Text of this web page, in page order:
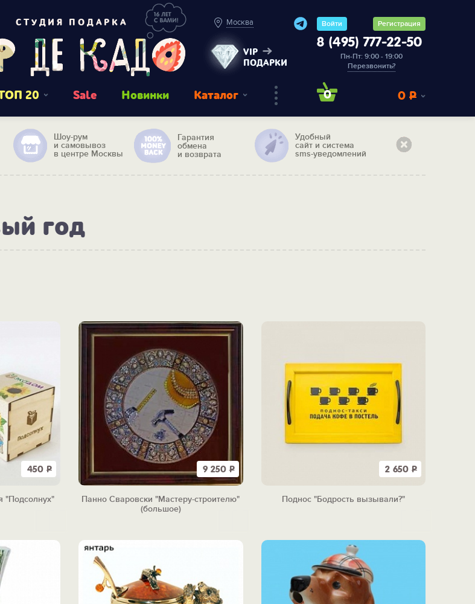
СТУДИЯ ПОДАРКА Москва
VIP
ПОДАРКИ
Войти Регистрация
8 (495) 777-22-50
Пн-Пт: 9:00 - 19:00
Перезвонить?
20 Sale Новинки Каталог 0 0 Р
Шоу-рум
и самовывоз
в центре Москвы
Гарантия
обмена
и возврата
Удобный
сайт и система
sms-уведомлений
год
450 Р
"Подсолнух"
9 250Р
Панно Сваровски "Мастеру-строителю"
(большое)
2 650 Р
Поднос "Бодрость вызывали?"